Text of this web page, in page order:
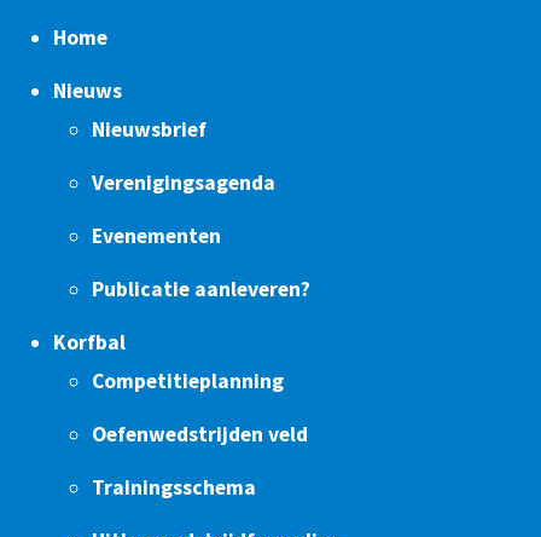
Home
Nieuws
Nieuwsbrief
Verenigingsagenda
Evenementen
Publicatie aanleveren?
Korfbal
Competitieplanning
Oefenwedstrijden veld
Trainingsschema